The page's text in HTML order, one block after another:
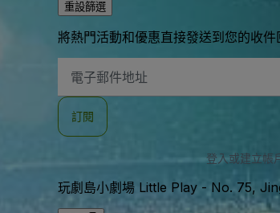
重設篩選
將熱門活動和優惠直接發送到您的收件
子
地
訂閱
登入或建立帳
玩劇島小劇場 Little Play - No. 75,